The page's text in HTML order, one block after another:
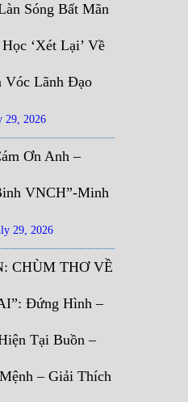
Sóng Bất Mãn
‘Xét Lại’ Về
Vóc Lãnh Đạo
29, 2026
Ơn Anh –
VNCH”-Minh
29, 2026
CHÙM THƠ VỀ
Đứng Hình –
Tại Buồn –
– Giải Thích